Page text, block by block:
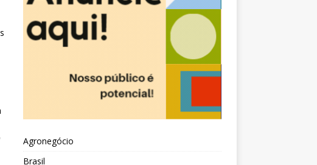
Agronegócio
Brasil